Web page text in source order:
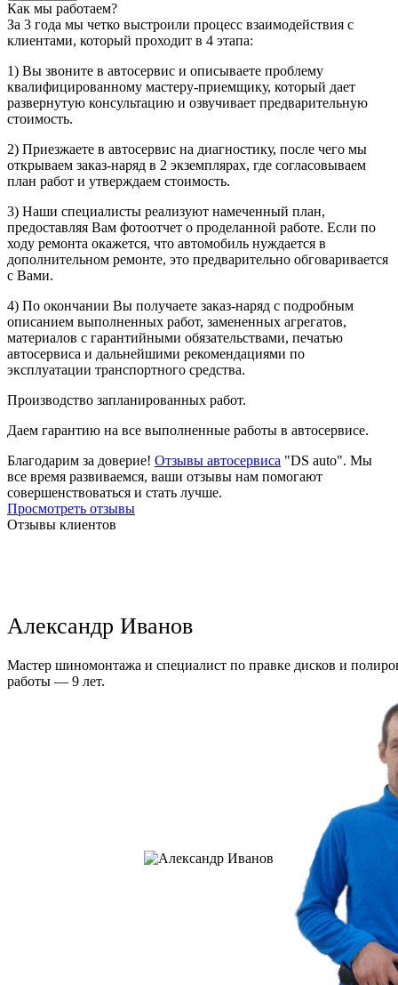
Как мы работаем?
За 3 года мы четко выстроили процесс взаимодействия с
клиентами, который проходит в 4 этапа:
1) Вы звоните в автосервис и описываете проблему
квалифицированному мастеру-приемщику, который дает
развернутую консультацию и озвучивает предварительную
стоимость.
2) Приезжаете в автосервис на диагностику, после чего мы
открываем заказ-наряд в 2 экземплярах, где согласовываем
план работ и утверждаем стоимость.
3) Наши специалисты реализуют намеченный план,
предоставляя Вам фотоотчет о проделанной работе. Если по
ходу ремонта окажется, что автомобиль нуждается в
дополнительном ремонте, это предварительно обговаривается
с Вами.
4) По окончании Вы получаете заказ-наряд с подробным
описанием выполненных работ, замененных агрегатов,
материалов с гарантийными обязательствами, печатью
автосервиса и дальнейшими рекомендациями по
эксплуатации транспортного средства.
Производство запланированных работ.
Даем гарантию на все выполненные работы в автосервисе.
Благодарим за доверие! Отзывы автосервиса "DS auto". Мы
все время развиваемся, ваши отзывы нам помогают
совершенствоваться и стать лучше.
Просмотреть отзывы
Отзывы клиентов
Александр Иванов
Мастер шиномонтажа и специалист по правке дисков и
работы — 9 лет.